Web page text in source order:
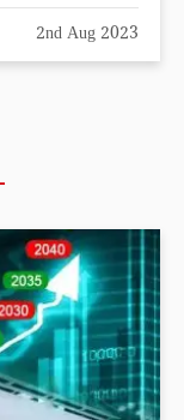
2nd Aug 2023